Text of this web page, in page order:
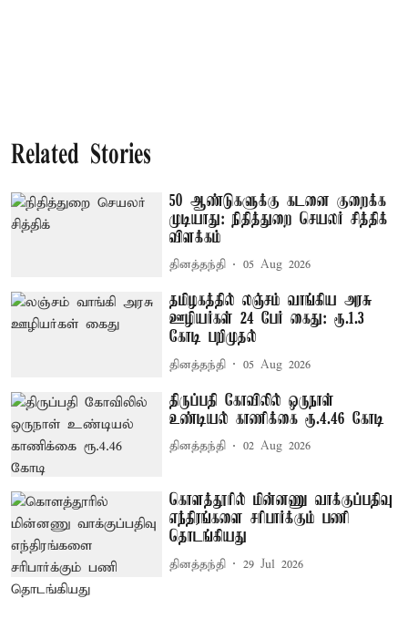
Related Stories
50 ஆண்டுகளுக்கு கடனை குறைக்க
முடியாது: நிதித்துறை செயலர் சித்திக்
விளக்கம்
தினத்தந்தி 05 Aug 2026
தமிழகத்தில் லஞ்சம் வாங்கிய அரசு
ஊழியர்கள் 24 பேர் கைது: ரூ.1.3
கோடி பறிமுதல்
தினத்தந்தி 05 Aug 2026
திருப்பதி கோவிலில் ஒருநாள்
உண்டியல் காணிக்கை ரூ.4.46 கோடி
தினத்தந்தி 02 Aug 2026
கொளத்தூரில் மின்னணு வாக்குப்பதிவு
எந்திரங்களை சரிபார்க்கும் பணி
தொடங்கியது
தினத்தந்தி 29 Jul 2026